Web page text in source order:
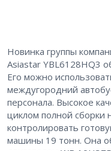
Новинка группы
Asiastar YBL6128HQ3
Его можно
междугородний
персонала. Высокое
циклом полной сборки
контролировать
машины 19 тонн. Она